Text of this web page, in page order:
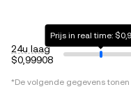
24u laag
$0,99908
Prijs in real time:
*De volgende gegevens